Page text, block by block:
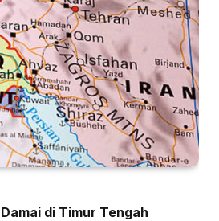
di Timur Tengah